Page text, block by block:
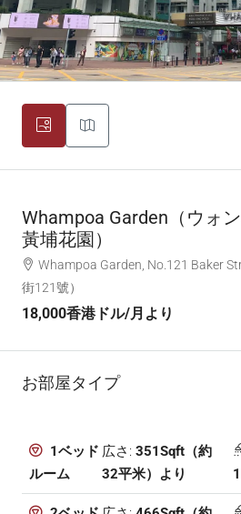
Whampoa Garden（ウォ
黃埔花園）
Whampoa Garden, No.121 Baker
街121號）
18,000香港ドル/月より
お部屋タイプ
1ベッド
ルーム
広さ: 351Sqft（約
32平米）より
1